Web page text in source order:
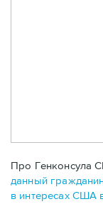
Про Генконсула
данный
в интересах США